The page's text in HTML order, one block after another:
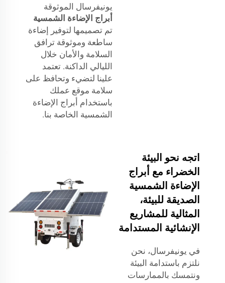
يونيفرسال الموثوقة
أبراج الإضاءة الشمسية
تم تصميمها لتوفير إضاءة
ساطعة وموثوقة ترافق
السلامة والأمان خلال
الليالي الداكنة. تعتمد
علينا لتضيء وتحافظ على
سلامة موقع عملك
باستخدام أبراج الإضاءة
الشمسية الخاصة بنا.
اتجه نحو البيئة
الخضراء مع أبراج
الإضاءة الشمسية
الصديقة للبيئة،
المثالية للمشاريع
الإنشائية المستدامة
في يونيفرسال، نحن
نلتزم باستدامة البيئة
ونتمسك بالممارسات